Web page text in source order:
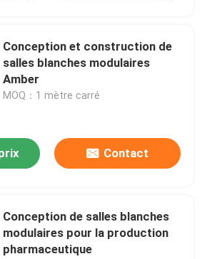
Conception et construction de
salles blanches modulaires
Amber
MOQ：1 mètre carré
Contact
Conception de salles blanches
modulaires pour la production
pharmaceutique